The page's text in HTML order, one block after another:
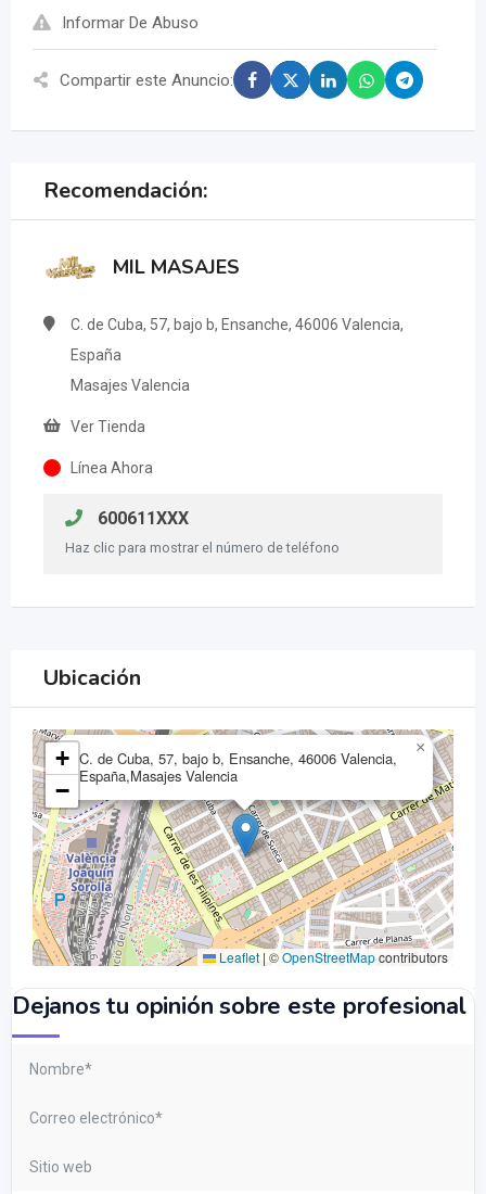
Informar De Abuso
Compartir este Anuncio:
Recomendación:
MIL MASAJES
C. de Cuba, 57, bajo b, Ensanche, 46006 Valencia,
España
Masajes Valencia
Ver Tienda
Línea Ahora
600611XXX
Haz clic para mostrar el número de teléfono
Ubicación
C. de Cuba, 57, bajo b, Ensanche, 46006 Valencia,
España,Masajes Valencia
×
+
−
Leaflet | ©OpenStreetMapcontributors
Dejanos tu opinión sobre este profesional